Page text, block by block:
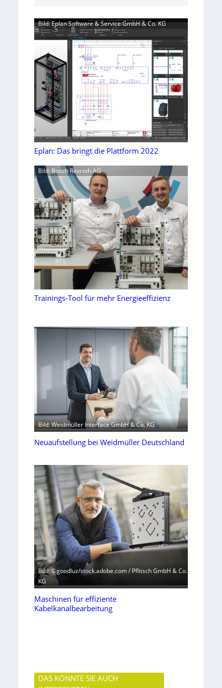
Bild: Eplan Software & Service GmbH & Co. KG
Eplan: Das bringt die Plattform 2022
Bild: Bosch Rexroth AG
Trainings-Tool für mehr Energieeffizienz
Bild: Weidmüller Interface GmbH & Co. KG
Neuaufstellung bei Weidmüller Deutschland
Bild: ©goodluz/stock.adobe.com / Pflitsch GmbH & Co.
KG
Maschinen für effiziente
Kabelkanalbearbeitung
DAS KÖNNTE SIE AUCH